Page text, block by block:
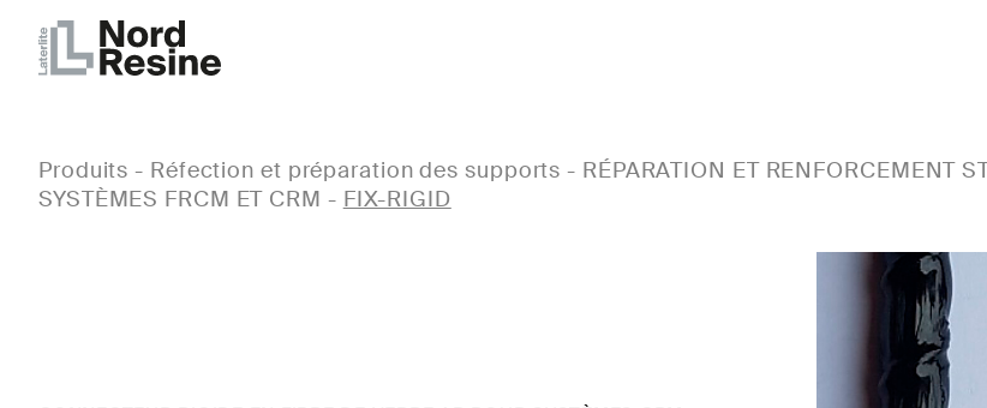
Produits - Réfection et préparation des supports - RÉPARATION ET RENFORCEMENT
SYSTÈMES FRCM ET CRM - FIX-RIGID